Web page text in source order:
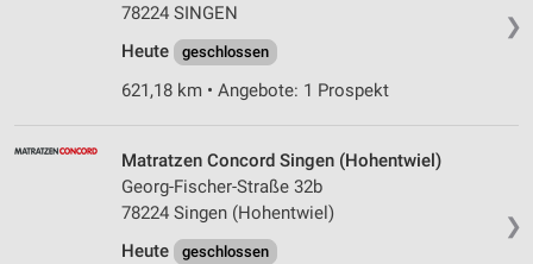
❯
78224 SINGEN
Heute
geschlossen
621,18 km • Angebote: 1 Prospekt
❯
Matratzen Concord Singen (Hohentwiel)
Georg-Fischer-Straße 32b
78224 Singen (Hohentwiel)
Heute
geschlossen